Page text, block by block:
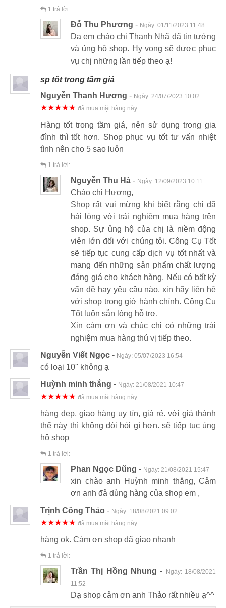
1 trả lời:
Đỗ Thu Phương - Ngày: 01/11/2023 11:48
Dạ em chào chị Thanh Nhã đã tin tưởng
và ủng hộ shop. Hy vọng sẽ được phục
vụ chị những lần tiếp theo ạ!
sp tốt trong tầm giá
Nguyễn Thanh Hương - Ngày: 24/07/2023 10:02
★★★★★ đã mua mặt hàng này
Hàng tốt trong tầm giá, nên sử dụng trong gia
đình thì tốt hơn. Shop phục vụ tốt tư vấn nhiệt
tình nên cho 5 sao luôn
1 trả lời:
Nguyễn Thu Hà - Ngày: 12/09/2023 10:11
Chào chị Hương,
Shop rất vui mừng khi biết rằng chị đã
hài lòng với trải nghiệm mua hàng trên
shop. Sự ủng hộ của chị là niềm động
viên lớn đối với chúng tôi. Công Cụ Tốt
sẽ tiếp tục cung cấp dịch vụ tốt nhất và
mang đến những sản phẩm chất lượng
đáng giá cho khách hàng. Nếu có bất kỳ
vấn đề hay yêu cầu nào, xin hãy liên hệ
với shop trong giờ hành chính. Công Cụ
Tốt luôn sẵn lòng hỗ trợ.
Xin cảm ơn và chúc chị có những trải
nghiệm mua hàng thú vị tiếp theo.
Nguyễn Viết Ngọc - Ngày: 05/07/2023 16:54
có loại 10'' không ạ
Huỳnh minh thắng - Ngày: 21/08/2021 10:47
★★★★★ đã mua mặt hàng này
hàng đẹp, giao hàng uy tín, giá rẻ. với giá thành
thế này thì không đòi hỏi gì hơn. sẽ tiếp tục ủng
hộ shop
1 trả lời:
Phan Ngọc Dũng - Ngày: 21/08/2021 15:47
xin chào anh Huỳnh minh thắng, Cảm
ơn anh đả dùng hàng của shop em ,
Trịnh Công Thảo - Ngày: 18/08/2021 09:02
★★★★★ đã mua mặt hàng này
hàng ok. Cảm ơn shop đã giao nhanh
1 trả lời:
Trần Thị Hồng Nhung - Ngày: 18/08/2021
11:52
Dạ shop cảm ơn anh Thảo rất nhiều ạ^^